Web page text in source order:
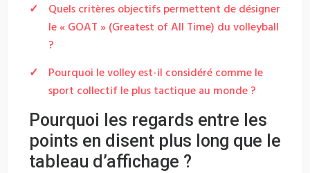
Quels critères objectifs permettent de désigner
le « GOAT » (Greatest of All Time) du volleyball
?
Pourquoi le volley est-il considéré comme le
sport collectif le plus tactique au monde ?
Pourquoi les regards entre les
points en disent plus long que le
tableau d’affichage ?